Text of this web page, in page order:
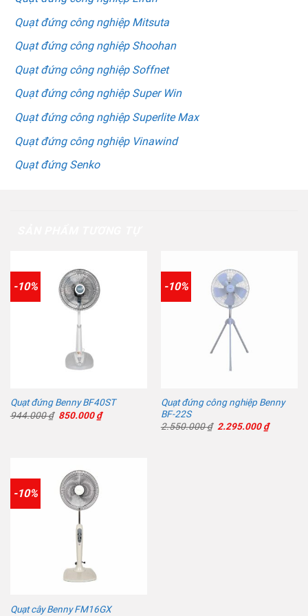
Quạt đứng công nghiệp Mitsuta
Quạt đứng công nghiệp Shoohan
Quạt đứng công nghiệp Soffnet
Quạt đứng công nghiệp Super Win
Quạt đứng công nghiệp Superlite Max
Quạt đứng công nghiệp Vinawind
Quạt đứng Senko
-10%
Quạt đứng Benny BF40ST
944.000₫ Giá
850.000₫Giá
hiện
-10%
Quạt đứng công nghiệp Benny
BF-22S
2.550.000₫ Giá
2.295.000₫Giá
hiện
-10%
Quạt cây Benny FM16GX